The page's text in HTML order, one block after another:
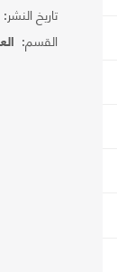
تاريخ النشر:
القسم: